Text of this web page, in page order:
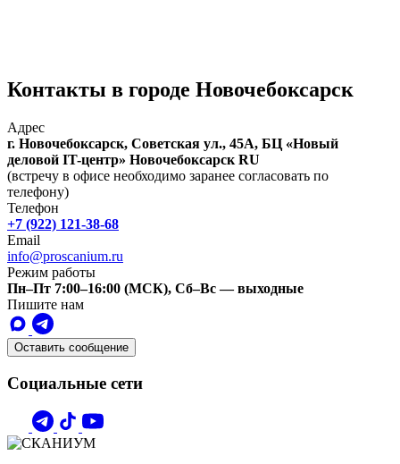
Контакты в городе Новочебоксарск
Адрес
г. Новочебоксарск, Советская ул., 45А, БЦ «Новый
деловой IT-центр» Новочебоксарск RU
(встречу в офисе необходимо заранее согласовать по
телефону)
Телефон
+7 (922) 121-38-68
Email
info@proscanium.ru
Режим работы
Пн–Пт 7:00–16:00 (МСК), Сб–Вс — выходные
Пишите нам
Оставить сообщение
Социальные сети